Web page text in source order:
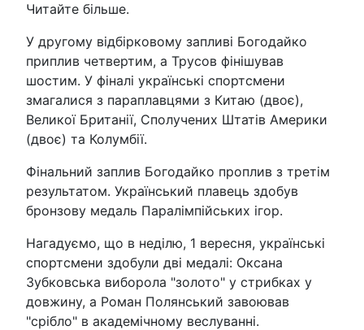
Читайте більше.
У другому відбірковому запливі Богодайко
приплив четвертим, а Трусов фінішував
шостим. У фіналі українські спортсмени
змагалися з параплавцями з Китаю (двоє),
Великої Британії, Сполучених Штатів Америки
(двоє) та Колумбії.
Фінальний заплив Богодайко проплив з третім
результатом. Український плавець здобув
бронзову медаль Паралімпійських ігор.
Нагадуємо, що в неділю, 1 вересня, українські
спортсмени здобули дві медалі: Оксана
Зубковська виборола "золото" у стрибках у
довжину, а Роман Полянський завоював
"срібло" в академічному веслуванні.